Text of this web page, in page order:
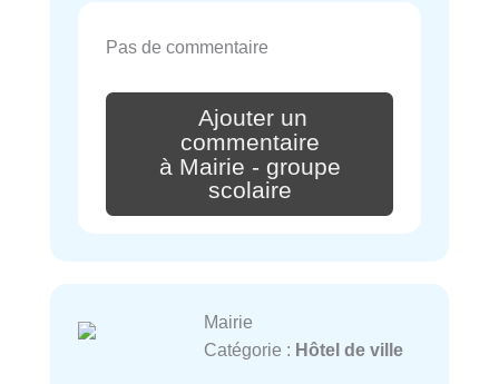
Pas de commentaire
Ajouter un
commentaire
à Mairie - groupe
scolaire
Mairie
Catégorie : Hôtel de ville